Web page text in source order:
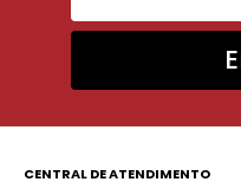
CENTRAL DE ATENDIMENTO